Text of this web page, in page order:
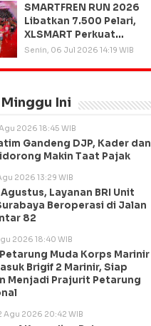
SMARTFREN RUN 2026
Libatkan 7.500 Pelari,
XLSMART Perkuat
Kedekatan dengan
Senin, 06 Jul 2026 14:19 WIB
Ini
2026 18:45 WIB
Gandeng DJP, Kader dan
Makin Taat Pajak
2026 13:29 WIB
Agustus, Layanan BRI Unit
Beroperasi di Jalan
82
2026 18:40 WIB
Muda Korps Marinir
Brigif 2 Marinir, Siap
Menjadi Prajurit Petarung
Agu 2026 20:42 WIB